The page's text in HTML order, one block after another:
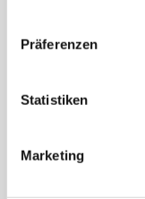
Präferenzen
Statistiken
Marketing